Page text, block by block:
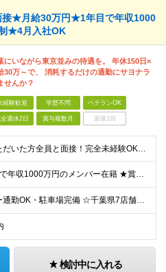
★月給30万円★1年目で年収1000
★4月入社OK
にいながら東京並みの待遇を。 年休150日×
30万～で、 消耗するだけの通勤にサヨナラ
せんか？
経験歓迎 学歴不問 ベテランOK
週休2日 賞与複数月 面接1回
＜応募いただいた方全員と面接！完全未経験OK＞ ★第二新卒・ブランクOK ★転職回数・スキル不問 ★学歴不問 ◎第二新卒も大歓迎 「新卒で入社したけど、環境が合わなくて早期に退職してしまった」 とい
★入社1年で年収1000万円のメンバー在籍 ★賞与だけで100万円以上の支給実績も ★月給30万円以上 月給30万円～50万円＋賞与年1回（最大3カ月分）＋インセンティブ＋各種手当 ※研修期間中は
☆マイカー通勤OK・駐車場完備 ☆千葉県7店舗で募集 ☆2026年新店舗立ち上げ店舗あり ☆転勤なし 本社、もしくは以下店舗での勤務になります。 【本社】 千葉県印旛郡酒々井町本佐倉457-2
検討中に入れる